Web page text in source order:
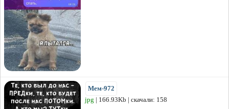
Мем-972
jpg | 166.93Kb | скачали: 158